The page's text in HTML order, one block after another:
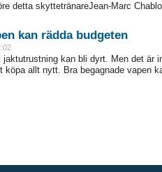
detta skyttetränareJean-Marc
kan rädda budgeten
kan bli dyrt. Men det är
köpa allt nytt. Bra ­begagnade vapen